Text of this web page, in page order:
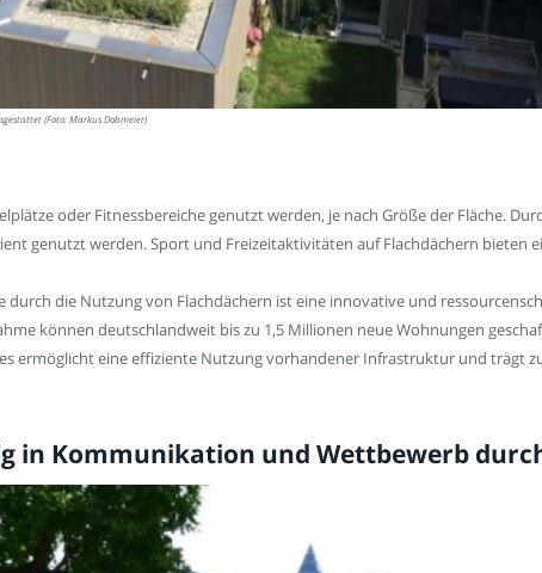
(Foto: Markus Dobmeier)
oder Fitnessbereiche genutzt werden, je nach Größe der Fläche.
genutzt werden. Sport und Freizeitaktivitäten auf Flachdächern bieten
durch die Nutzung von Flachdächern ist eine innovative und
können deutschlandweit bis zu 1,5 Millionen neue Wohnungen
ermöglicht eine effiziente Nutzung vorhandener Infrastruktur und trägt
in Kommunikation und Wettbewerb